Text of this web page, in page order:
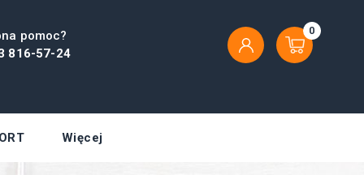
0
pomoc?
816-57-24
Więcej